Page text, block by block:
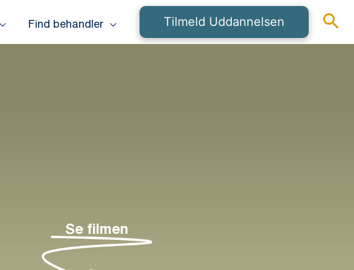
Find behandler Tilmeld Uddannelsen
Se filmen